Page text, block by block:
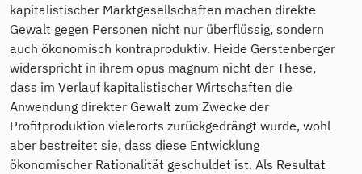
kapitalistischer Marktgesellschaften machen direkte
Gewalt gegen Personen nicht nur überflüssig, sondern
auch ökonomisch kontraproduktiv. Heide Gerstenberger
widerspricht in ihrem opus magnum nicht der These,
dass im Verlauf kapitalistischer Wirtschaften die
Anwendung direkter Gewalt zum Zwecke der
Profitproduktion vielerorts zurückgedrängt wurde, wohl
aber bestreitet sie, dass diese Entwicklung
ökonomischer Rationalität geschuldet ist. Als Resultat